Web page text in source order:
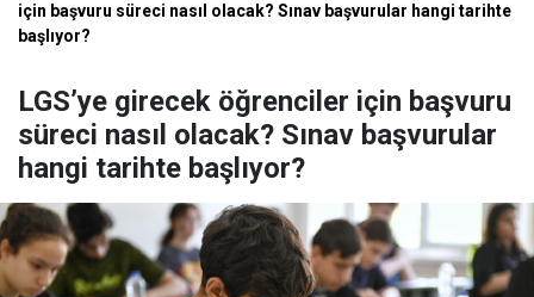
için başvuru süreci nasıl olacak? Sınav başvurular hangi tarihte
başlıyor?
LGS’ye girecek öğrenciler için başvuru
süreci nasıl olacak? Sınav başvurular
hangi tarihte başlıyor?